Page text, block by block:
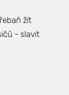
žít
- slavit